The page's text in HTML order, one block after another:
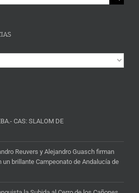
CAS: SLALOM DE
Reuvers y Alejandro Guasch firman
un brillante Campeonato de Andalucía de